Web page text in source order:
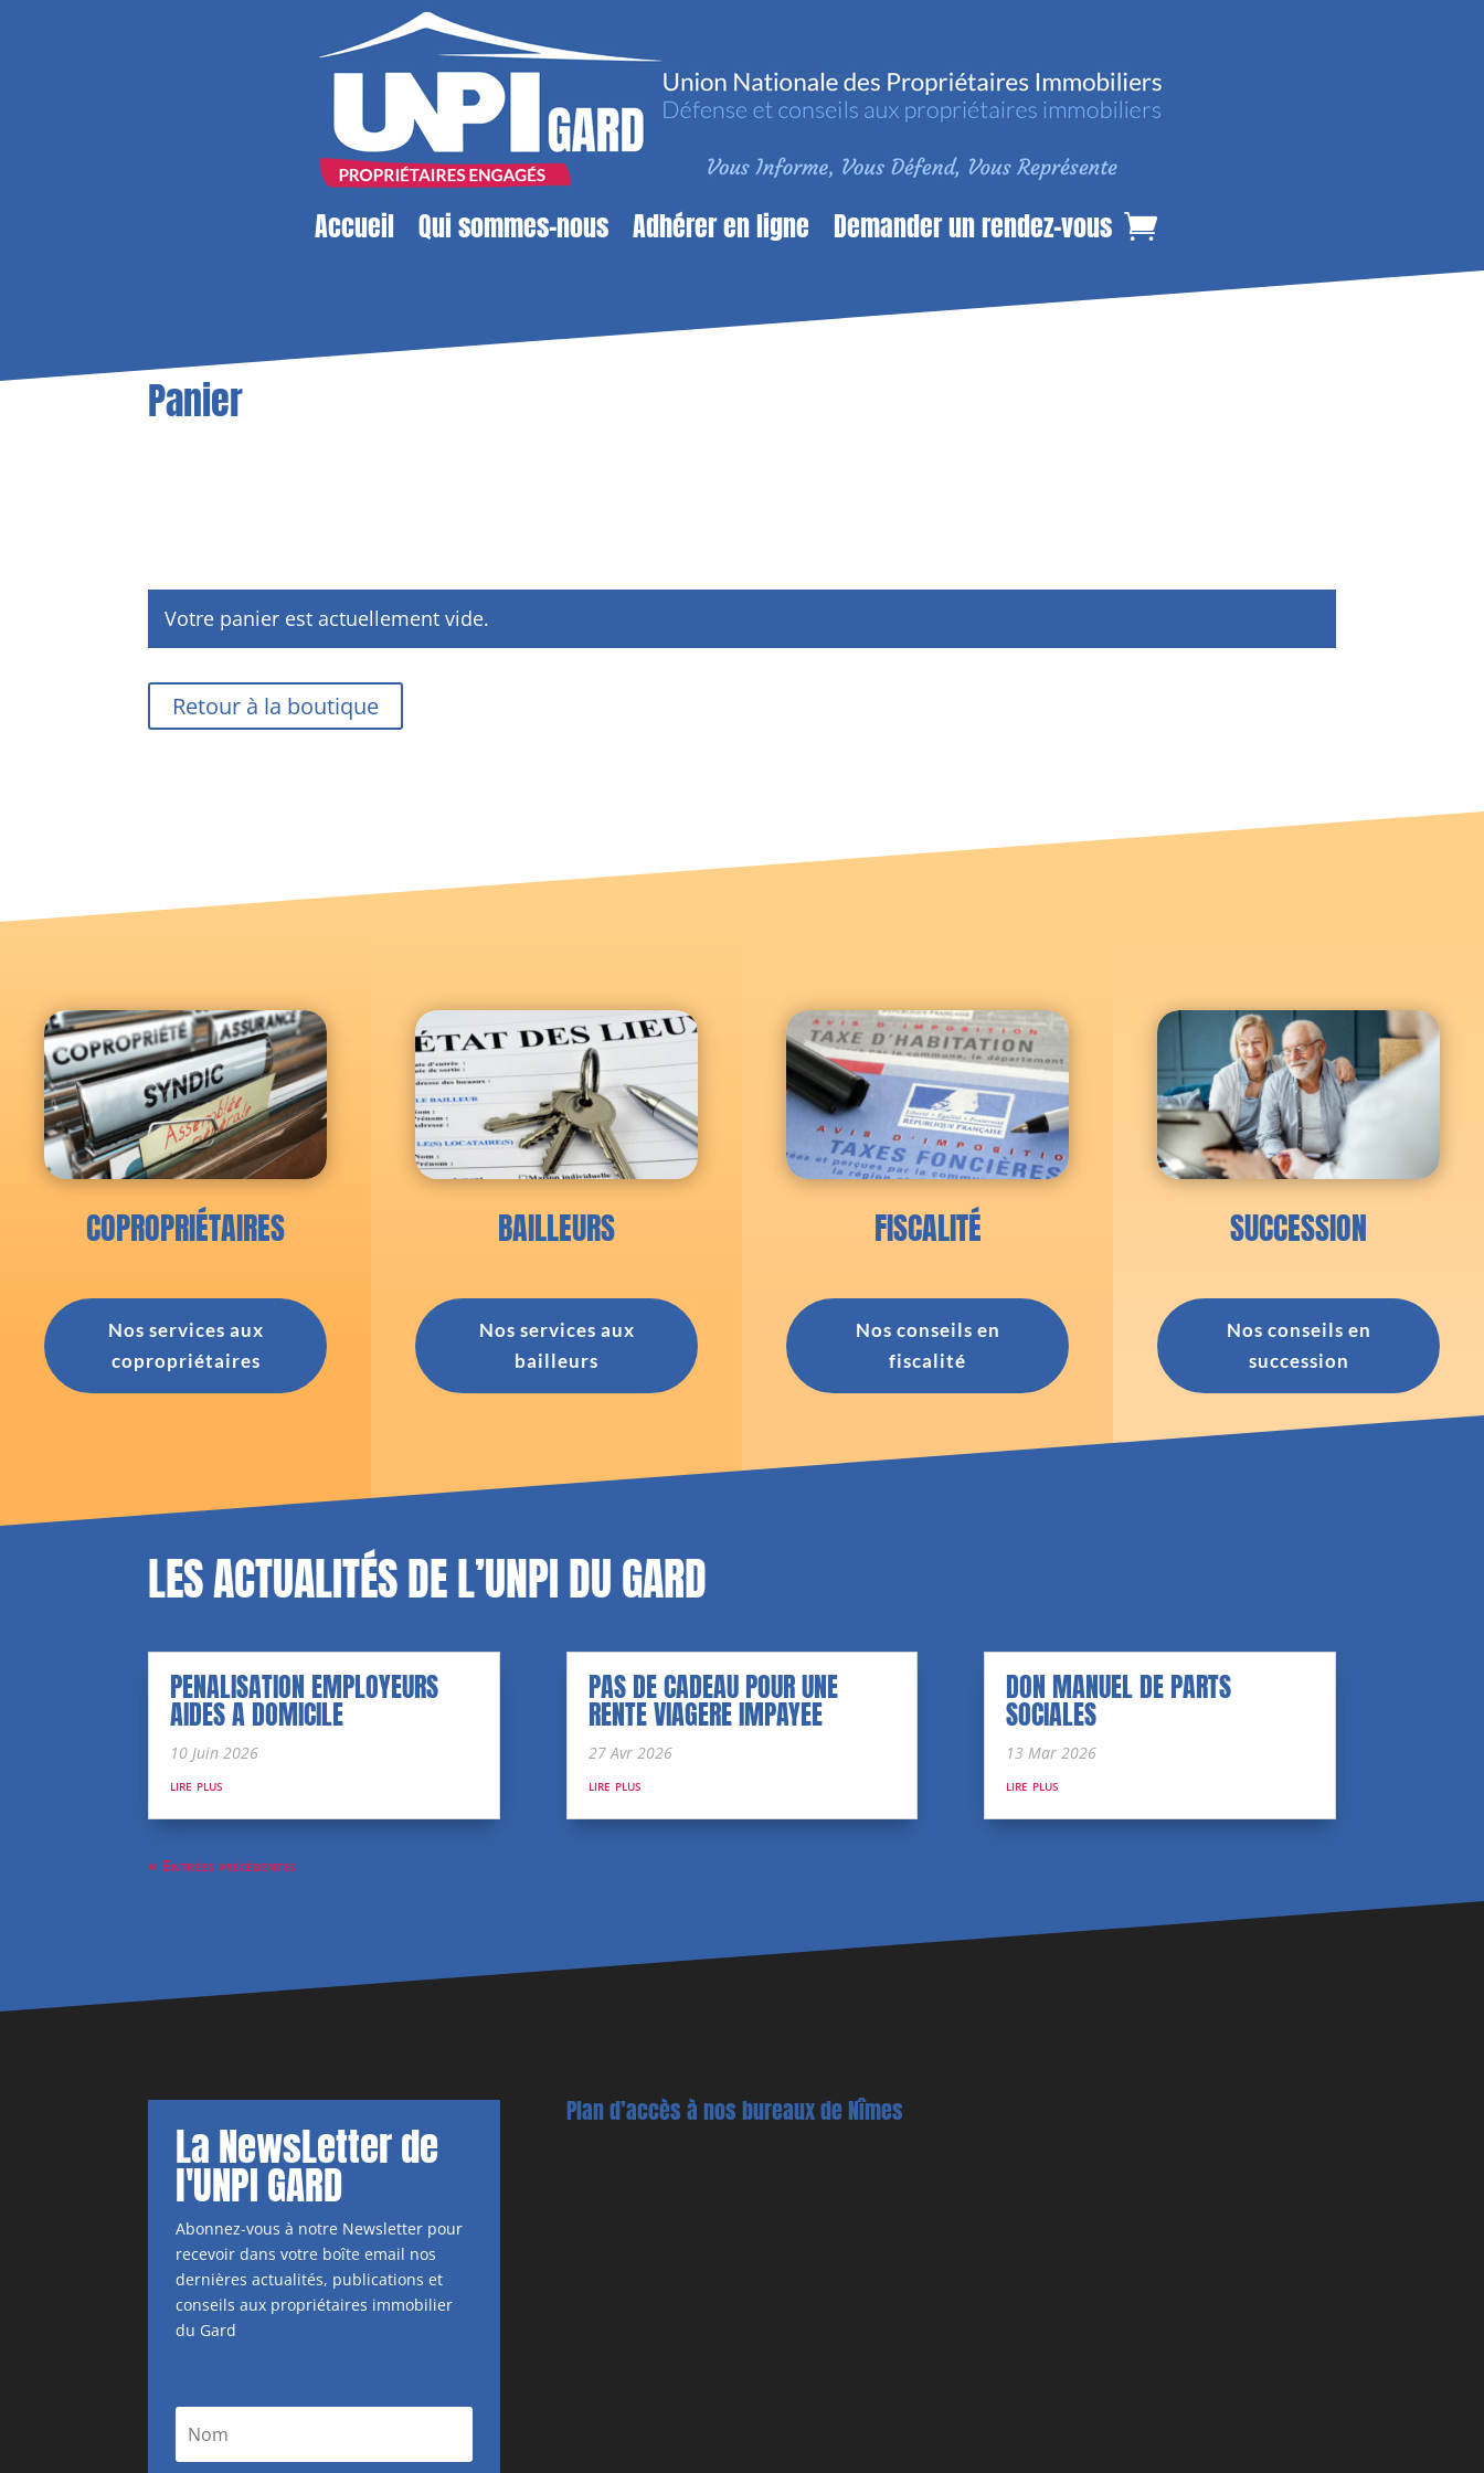
Accueil Qui sommes-nous Adhérer en ligne Demander un rendez-vous
Panier
Votre panier est actuellement vide.
Retour à la boutique
COPROPRIÉTAIRES
Nos services aux
copropriétaires
BAILLEURS
Nos services aux
bailleurs
FISCALITÉ
Nos conseils en
fiscalité
SUCCESSION
Nos conseils en
succession
LES ACTUALITÉS DE L’UNPI DU GARD
PENALISATION EMPLOYEURS
AIDES A DOMICILE
10 Juin 2026
lire plus
PAS DE CADEAU POUR UNE
RENTE VIAGERE IMPAYEE
27 Avr 2026
lire plus
DON MANUEL DE PARTS
SOCIALES
13 Mar 2026
lire plus
« Entrées précédentes
La NewsLetter de
l'UNPI GARD
Abonnez-vous à notre Newsletter pour
recevoir dans votre boîte email nos
dernières actualités, publications et
conseils aux propriétaires immobilier
du Gard
Plan d’accès à nos bureaux de Nîmes